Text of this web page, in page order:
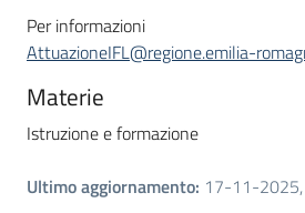
Per informazioni
AttuazioneIFL@regione.emilia-
Materie
Istruzione e formazione
Ultimo aggiornamento: 17-11-